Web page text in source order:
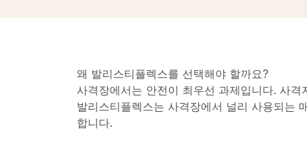
왜 발리스티플렉스를 선택해야 할까요?
사격장에서는 안전이 최우선 과제입니다. 사
발리스티플렉스는 사격장에서 널리 사용되는
합니다.